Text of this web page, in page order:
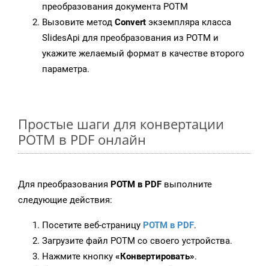
преобразования документа POTM
Вызовите метод Convert экземпляра класса
SlidesApi для преобразования из POTM и
укажите желаемый формат в качестве второго
параметра.
Простые шаги для конвертации
POTM в PDF онлайн
Для преобразования POTM в PDF выполните
следующие действия:
Посетите веб-страницу POTM в PDF.
Загрузите файл POTM со своего устройства.
Нажмите кнопку «Конвертировать».